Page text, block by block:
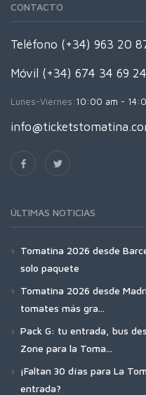
CONTACTO
Teléfono (+34) 963 20
Móvil (+34) 674 34 69 24
Lunes-Viernes:10:00 am -
ÚLTIMAS NOTICIAS
Tomatina 2026 desde
solo paquete
Tomatina 2026 desde
tomates más gra...
Pack G: tu entrada, bus
Zone para la Toma...
¡Faltan 30 días para La
entrada?